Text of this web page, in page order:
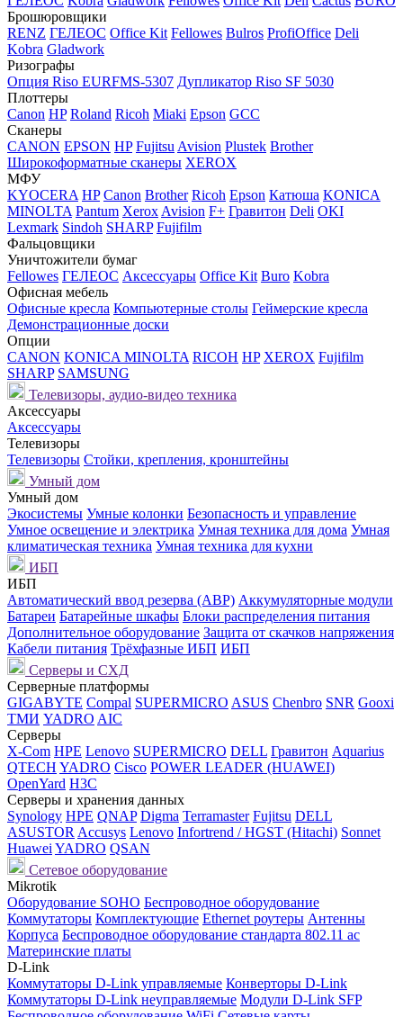
Брошюровщики
RENZ ГЕЛЕОС Office Kit Fellowes Bulros ProfiOffice Deli
Kobra Gladwork
Ризографы
Опция Riso EURFMS-5307 Дупликатор Riso SF 5030
Плоттеры
Canon HP Roland Ricoh Miaki Epson GCC
Сканеры
CANON EPSON HP Fujitsu Avision Plustek Brother
Широкоформатные сканеры XEROX
МФУ
KYOCERA HP Canon Brother Ricoh Epson Катюша KONICA
MINOLTA Pantum Xerox Avision F+ Гравитон Deli OKI
Lexmark Sindoh SHARP Fujifilm
Фальцовщики
Уничтожители бумаг
Fellowes ГЕЛЕОС Аксессуары Office Kit Buro Kobra
Офисная мебель
Офисные кресла Компьютерные столы Геймерские кресла
Демонстрационные доски
Опции
CANON KONICA MINOLTA RICOH HP XEROX Fujifilm
SHARP SAMSUNG
Телевизоры, аудио-видео техника
Аксессуары
Аксессуары
Телевизоры
Телевизоры Стойки, крепления, кронштейны
Умный дом
Умный дом
Экосистемы Умные колонки Безопасность и управление
Умное освещение и электрика Умная техника для дома Умная
климатическая техника Умная техника для кухни
ИБП
ИБП
Автоматический ввод резерва (АВР) Аккумуляторные модули
Батареи Батарейные шкафы Блоки распределения питания
Дополнительное оборудование Защита от скачков напряжения
Кабели питания Трёхфазные ИБП ИБП
Серверы и СХД
Серверные платформы
GIGABYTE Compal SUPERMICRO ASUS Chenbro SNR Gooxi
ТМИ YADRO AIC
Серверы
X-Com HPE Lenovo SUPERMICRO DELL Гравитон Aquarius
QTECH YADRO Cisco POWER LEADER (HUAWEI)
OpenYard H3C
Серверы и хранения данных
Synology HPE QNAP Digma Terramaster Fujitsu DELL
ASUSTOR Accusys Lenovo Infortrend / HGST (Hitachi) Sonnet
Huawei YADRO QSAN
Сетевое оборудование
Mikrotik
Оборудование SOHO Беспроводное оборудование
Коммутаторы Комплектующие Ethernet роутеры Антенны
Корпуса Беспроводное оборудование стандарта 802.11 ас
Материнские платы
D-Link
Коммутаторы D-Link управляемые Конверторы D-Link
Коммутаторы D-Link неуправляемые Модули D-Link SFP